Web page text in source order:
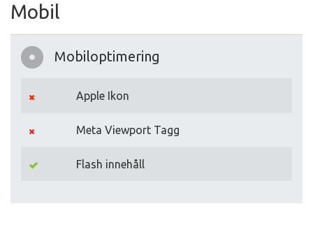
Mobil
Mobiloptimering
Apple Ikon
Meta Viewport Tagg
Flash innehåll